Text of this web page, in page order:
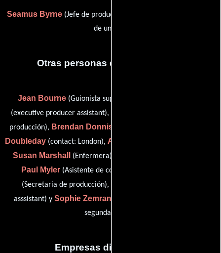
Seamus Byrne (Jefe de producción) y
de unidad)
Otras personas que participaron
Jean Bourne (Guionista supervisor),
(executive producer assistant),
producción), Brendan Donnison
Doubleday (contact: London), Amy Garvey
Susan Marshall (Enfermera),
Paul Myler (Asistente de contabilidad),
(Secretaria de producción),
asssistant) y Sophie Zemrani
segunda unidad)
Empresas distribuidoras